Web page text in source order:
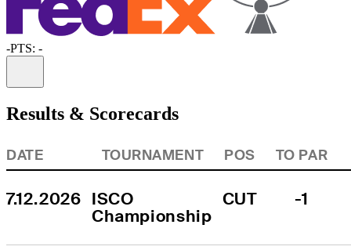
-PTS: -
Results & Scorecards
DATE TOURNAMENT POS TO PAR
7.12.2026 ISCO
Championship
CUT -1